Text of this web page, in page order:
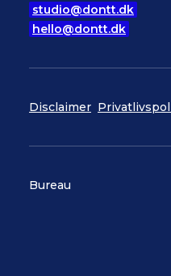
studio@dontt.dk
hello@dontt.dk
Disclaimer
Bureau